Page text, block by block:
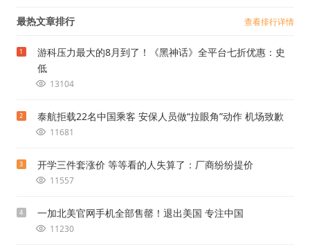
最热文章排行 查看排行详情
1
游科压力最大的8月到了！《黑神话》全平台七折优惠：史
低
13104
2 泰航拒载22名中国乘客 安保人员做“拉眼角”动作 机场致歉
11681
3 开学三件套涨价 等等看的人失算了：厂商纷纷提价
11557
4 一加北美官网手机全部售罄！退出美国 专注中国
11230